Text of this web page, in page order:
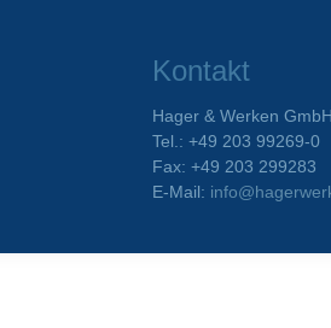
Kontakt
Hager & Werken
Tel.: +49 203 99269-0
Fax: +49 203 299283
E-Mail: